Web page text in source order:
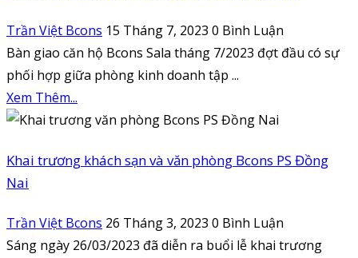
Trần Việt Bcons 15 Tháng 7, 2023 0 Bình Luận
Bàn giao căn hộ Bcons Sala tháng 7/2023 đợt đầu có sự
phối hợp giữa phòng kinh doanh tập ...
Xem Thêm...
Khai trương khách sạn và văn phòng Bcons PS Đồng
Nai
Trần Việt Bcons 26 Tháng 3, 2023 0 Bình Luận
Sáng ngày 26/03/2023 đã diễn ra buổi lễ khai trương